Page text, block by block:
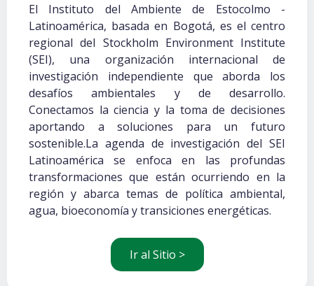
El Instituto del Ambiente de Estocolmo -
Latinoamérica, basada en Bogotá, es el centro
regional del Stockholm Environment Institute
(SEI), una organización internacional de
investigación independiente que aborda los
desafíos ambientales y de desarrollo.
Conectamos la ciencia y la toma de decisiones
aportando a soluciones para un futuro
sostenible.La agenda de investigación del SEI
Latinoamérica se enfoca en las profundas
transformaciones que están ocurriendo en la
región y abarca temas de política ambiental,
agua, bioeconomía y transiciones energéticas.
Ir al Sitio >